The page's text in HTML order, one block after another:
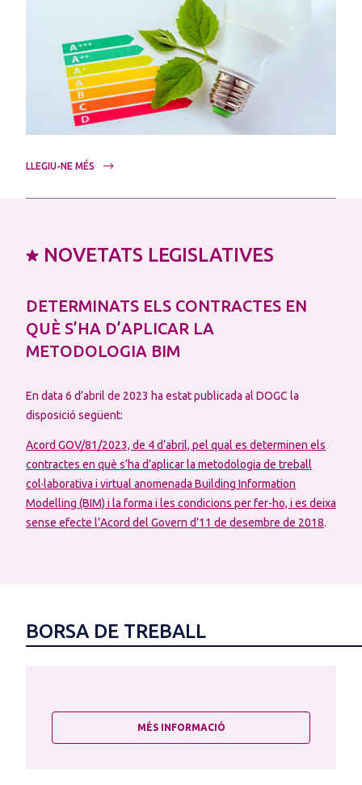
LLEGIU-NE MÉS
NOVETATS LEGISLATIVES
DETERMINATS ELS CONTRACTES EN
QUÈ S’HA D’APLICAR LA
METODOLOGIA BIM
En data 6 d’abril de 2023 ha estat publicada al DOGC la
disposició següent:
Acord GOV/81/2023, de 4 d’abril, pel qual es determinen els
contractes en què s’ha d’aplicar la metodologia de treball
col·laborativa i virtual anomenada Building Information
Modelling (BIM) i la forma i les condicions per fer-ho, i es deixa
sense efecte l’Acord del Govern d’11 de desembre de 2018.
BORSA DE TREBALL
MÉS INFORMACIÓ